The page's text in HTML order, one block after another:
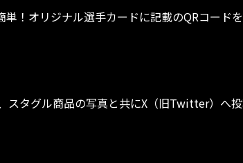
！オリジナル選手カードに記載のQRコー
スタグル商品の写真と共にX（旧Twitter）へ